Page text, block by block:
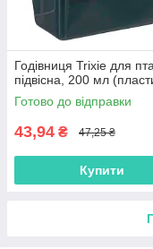
Годівниця Trixie для
підвісна, 200 мл
Готово до відправки
43,94 ₴ 47,25 ₴
Купити